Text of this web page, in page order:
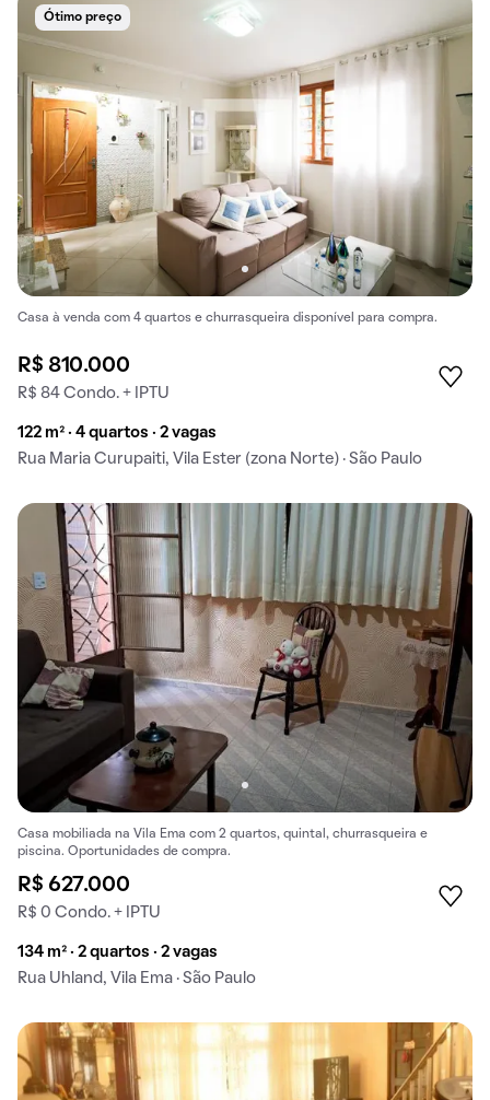
Ótimo preço
Casa à venda com 4 quartos e churrasqueira disponível para compra.
R$ 810.000
R$ 84 Condo. + IPTU
122 m² · 4 quartos · 2 vagas
Rua Maria Curupaiti, Vila Ester (zona Norte) · São Paulo
Casa mobiliada na Vila Ema com 2 quartos, quintal, churrasqueira e
piscina. Oportunidades de compra.
R$ 627.000
R$ 0 Condo. + IPTU
134 m² · 2 quartos · 2 vagas
Rua Uhland, Vila Ema · São Paulo